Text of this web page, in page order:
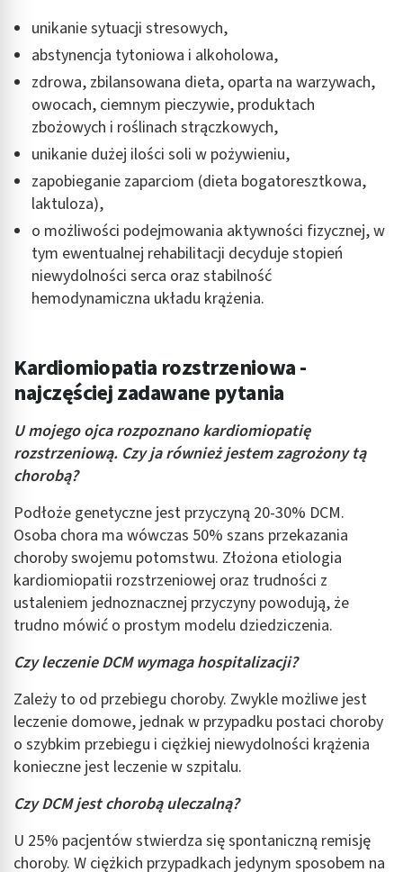
unikanie sytuacji stresowych,
abstynencja tytoniowa i alkoholowa,
zdrowa, zbilansowana dieta, oparta na warzywach,
owocach, ciemnym pieczywie, produktach
zbożowych i roślinach strączkowych,
unikanie dużej ilości soli w pożywieniu,
zapobieganie zaparciom (dieta bogatoresztkowa,
laktuloza),
o możliwości podejmowania aktywności fizycznej, w
tym ewentualnej rehabilitacji decyduje stopień
niewydolności serca oraz stabilność
hemodynamiczna układu krążenia.
Kardiomiopatia rozstrzeniowa -
najczęściej zadawane pytania
U mojego ojca rozpoznano kardiomiopatię
rozstrzeniową. Czy ja również jestem zagrożony tą
chorobą?
Podłoże genetyczne jest przyczyną 20-30% DCM.
Osoba chora ma wówczas 50% szans przekazania
choroby swojemu potomstwu. Złożona etiologia
kardiomiopatii rozstrzeniowej oraz trudności z
ustaleniem jednoznacznej przyczyny powodują, że
trudno mówić o prostym modelu dziedziczenia.
Czy leczenie DCM wymaga hospitalizacji?
Zależy to od przebiegu choroby. Zwykle możliwe jest
leczenie domowe, jednak w przypadku postaci choroby
o szybkim przebiegu i ciężkiej niewydolności krążenia
konieczne jest leczenie w szpitalu.
Czy DCM jest chorobą uleczalną?
U 25% pacjentów stwierdza się spontaniczną remisję
choroby. W ciężkich przypadkach jedynym sposobem na